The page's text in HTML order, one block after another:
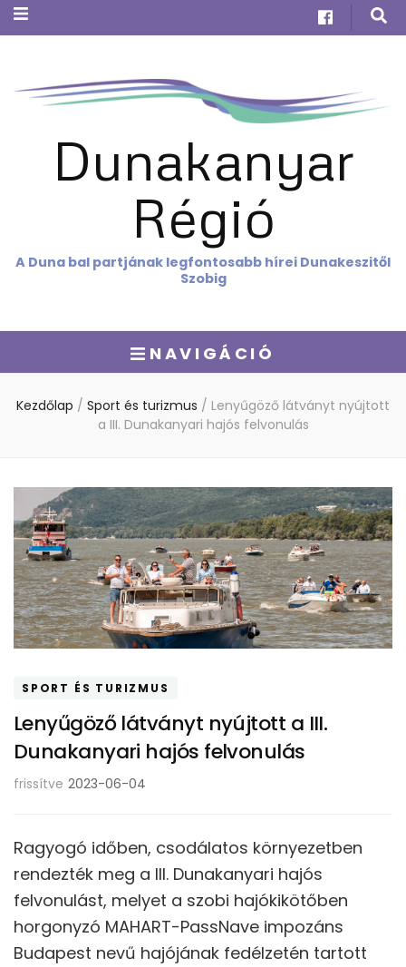
Dunakanyar
Régió
A Duna bal partjának legfontosabb hírei Dunakeszitől
Szobig
NAVIGÁCIÓ
Kezdőlap / Sport és turizmus / Lenyűgöző látványt nyújtott
a III. Dunakanyari hajós felvonulás
SPORT ÉS TURIZMUS
Lenyűgöző látványt nyújtott a III.
Dunakanyari hajós felvonulás
frissítve 2023-06-04
Ragyogó időben, csodálatos környezetben
rendezték meg a III. Dunakanyari hajós
felvonulást, melyet a szobi hajókikötőben
horgonyzó MAHART-PassNave impozáns
Budapest nevű hajójának fedélzetén tartott